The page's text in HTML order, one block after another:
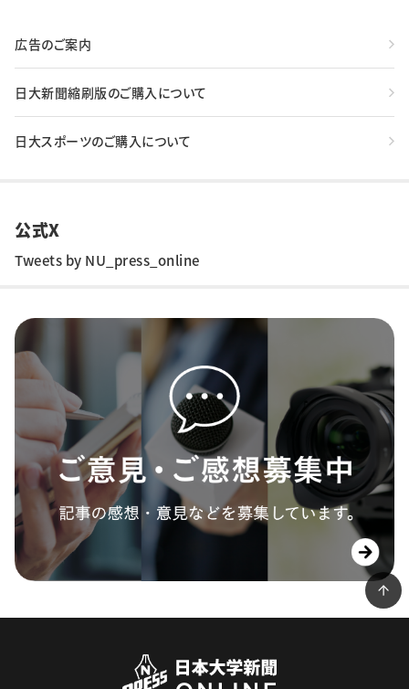
広告のご案内
日大新聞縮刷版のご購入について
日大スポーツのご購入について
公式X
Tweets by NU_press_online